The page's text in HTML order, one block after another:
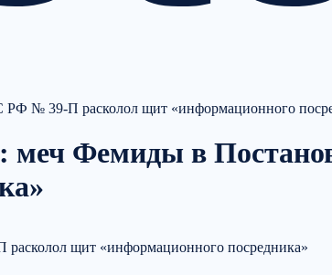
РФ № 39-П расколол щит «информационного
меч Фемиды в